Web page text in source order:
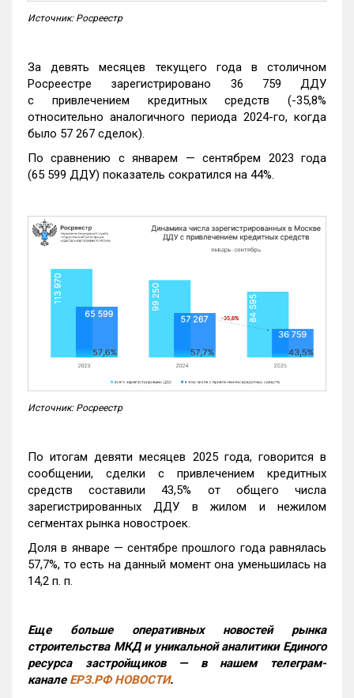
Источник: Росреестр
За девять месяцев текущего года в столичном
Росреестре зарегистрировано 36 759 ДДУ
с привлечением кредитных средств (-35,8%
относительно аналогичного периода 2024-го, когда
было 57 267 сделок).
По сравнению с январем — сентябрем 2023 года
(65 599 ДДУ) показатель сократился на 44%.
Источник: Росреестр
По итогам девяти месяцев 2025 года, говорится в
сообщении, сделки с привлечением кредитных
средств составили 43,5% от общего числа
зарегистрированных ДДУ в жилом и нежилом
сегментах рынка новостроек.
Доля в январе — сентябре прошлого года равнялась
57,7%, то есть на данный момент она уменьшилась на
14,2 п. п.
Еще больше оперативных новостей рынка
строительства МКД и уникальной аналитики Единого
ресурса застройщиков — в нашем телеграм-
канале ЕРЗ.РФ НОВОСТИ.